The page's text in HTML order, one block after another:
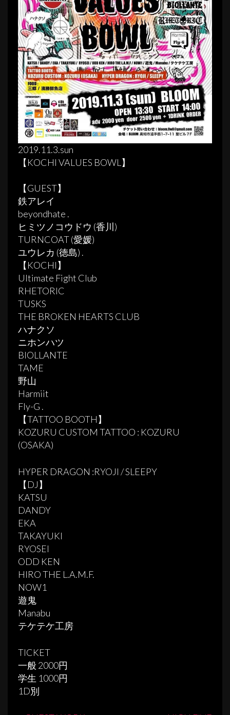
2019.11.3.sun
【KOCHI VALUES BOWL】
【GUEST】
鉄アレイ
beyondhate .
ヒミツノコウドウ (香川)
TURNCOAT (愛媛)
ユウレカ (徳島) .
【KOCHI】
Ultimate Fight Club
RHETORIC
TUSKS
THE BROKEN HEARTS CLUB
ハナクソ
ニホンハツ
BIOLLANTE
TAME
野山
Harmiit
Fly-G .
【TATTOO BOOTH】
KOZURU CUSTOM TATTOO : KOZURU
(OSAKA)
HYPER DRAGON :RYOJI / SLEEPY
【DJ】
KATSU
DANDY
EKA
TAKAYUKI
RYOSEI
ODD KEN
HIRO THE L.A.M.F.
NOW1
遊鬼
Manabu
テケテケ工房
TICKET
一般 2000円
学生 1000円
1D別